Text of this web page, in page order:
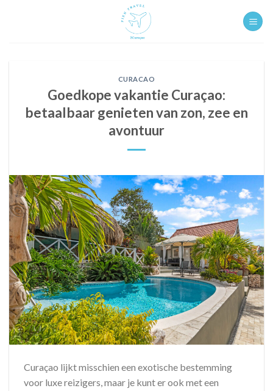
CURACAO
Goedkope vakantie Curaçao:
betaalbaar genieten van zon, zee en
avontuur
Curaçao lijkt misschien een exotische bestemming
voor luxe reizigers, maar je kunt er ook met een